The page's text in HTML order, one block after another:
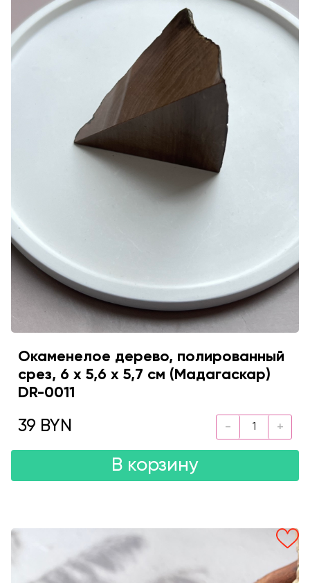
Окаменелое дерево, полированный
срез, 6 х 5,6 х 5,7 см (Мадагаскар)
DR-0011
39 BYN
В корзину